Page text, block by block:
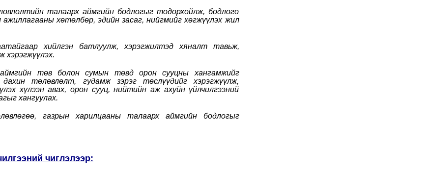
талаарх аймгийн бодлогыг тодорхойлж, бодлого
хөтөлбөр, эдийн засаг, нийгмийг хөгжүүлэх жил
хийлгэн батлуулж, хэрэгжилтэд хяналт тавьж,
хэрэгжүүлэх.
төв болон сумын төвд орон сууцны хангамжийг
төлөвлөлт, гудамж зэрэг төслүүдийг хэрэгжүүлж,
хүлээн авах, орон сууц, нийтийн аж ахуйн үйлчилгээний
хангуулах.
газрын харилцааны талаарх аймгийн бодлогыг
чиглэлээр: